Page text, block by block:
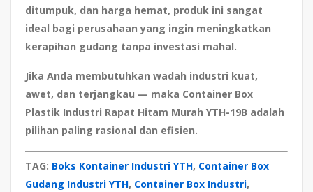
ditumpuk, dan harga hemat, produk ini sangat
ideal bagi perusahaan yang ingin meningkatkan
kerapihan gudang tanpa investasi mahal.
Jika Anda membutuhkan wadah industri kuat,
awet, dan terjangkau — maka Container Box
Plastik Industri Rapat Hitam Murah YTH-19B adalah
pilihan paling rasional dan efisien.
TAG: Boks Kontainer Industri YTH, Container Box
Gudang Industri YTH, Container Box Industri,